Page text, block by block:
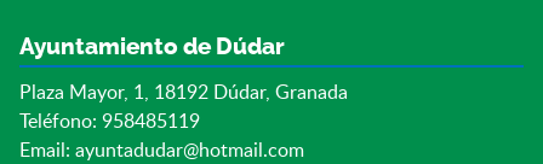
Ayuntamiento de Dúdar
Plaza Mayor, 1, 18192 Dúdar, Granada
Teléfono: 958485119
Email: ayuntadudar@hotmail.com